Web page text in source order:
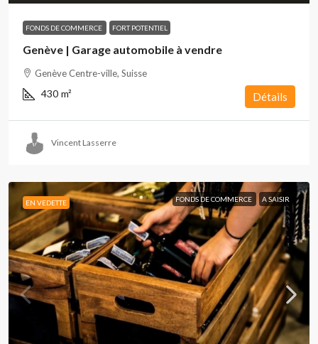
FONDS DE COMMERCE FORT POTENTIEL
Genève | Garage automobile à vendre
Genève Centre-ville, Suisse
430 m² Détails
Vincent Lasserre
EN VEDETTE FONDS DE COMMERCE A SAISIR